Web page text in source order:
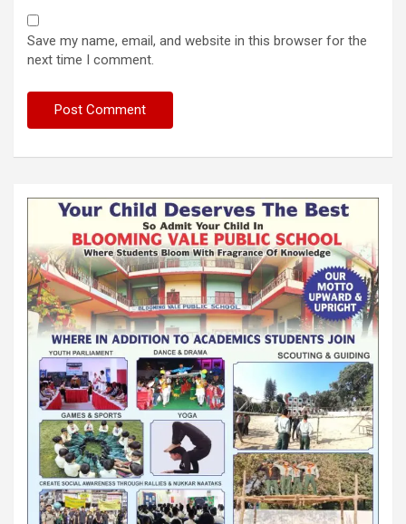
Save my name, email, and website in this browser for the
next time I comment.